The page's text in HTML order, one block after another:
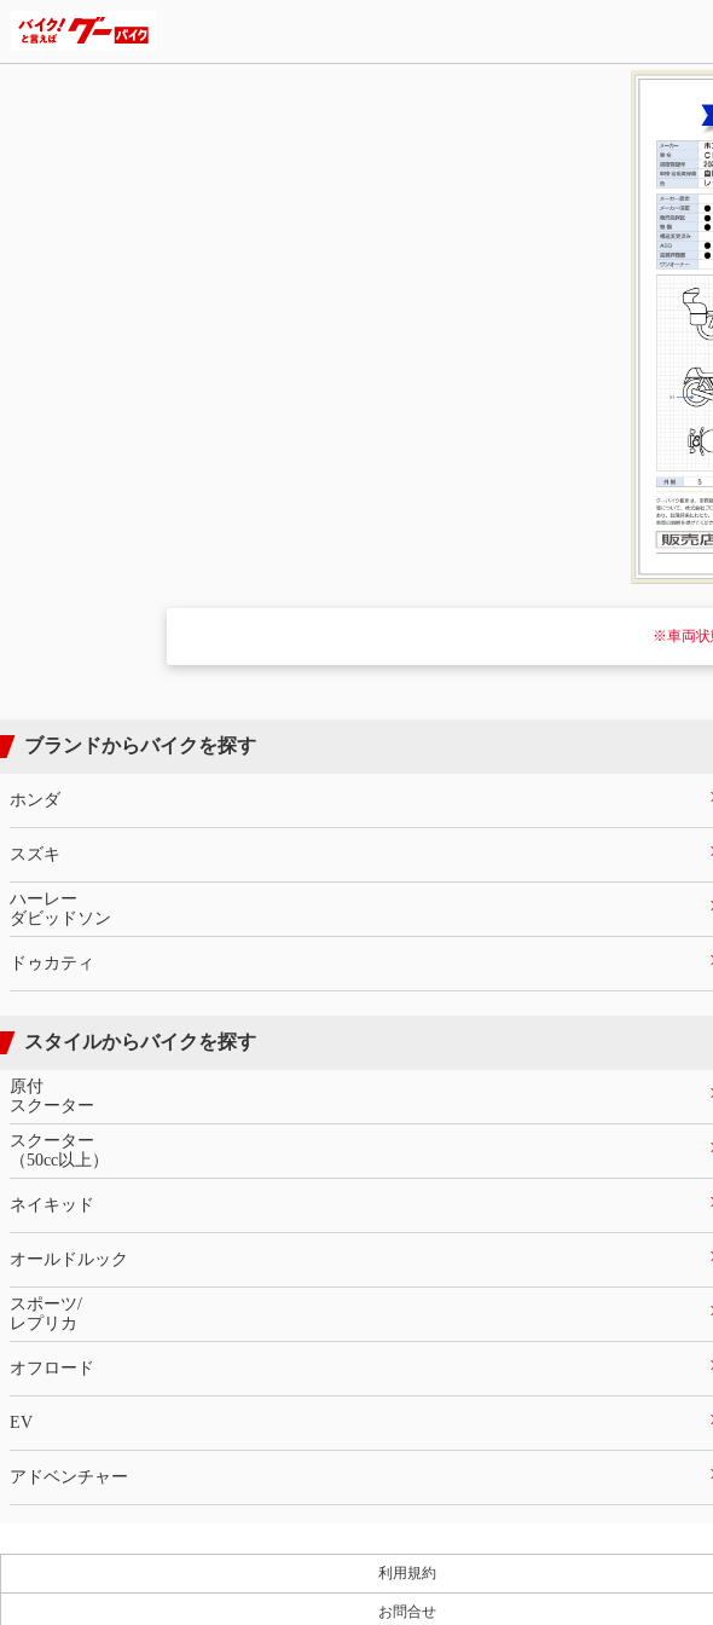
※車両状
ブランドからバイクを探す
ホンダ
スズキ
ハーレー
ダビッドソン
ドゥカティ
スタイルからバイクを探す
原付
スクーター
スクーター
（50cc以上）
ネイキッド
オールドルック
スポーツ/
レプリカ
オフロード
EV
アドベンチャー
利用規約
お問合せ